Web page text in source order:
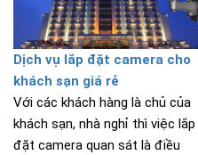
Dịch vụ lắp đặt camera cho
khách sạn giá rẻ
Với các khách hàng là chủ của
khách sạn, nhà nghỉ thì việc lắp
đặt camera quan sát là điều